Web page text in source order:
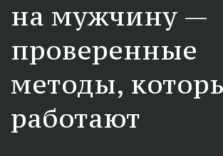
на мужчину —
проверенные
методы,
работают